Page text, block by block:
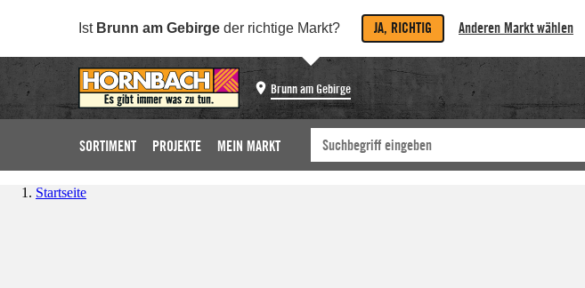
Ist Brunn am Gebirge der richtige Markt? JA, RICHTIG Anderen Markt wählen
Brunn am Gebirge
SORTIMENT PROJEKTE MEIN MARKT
Startseite